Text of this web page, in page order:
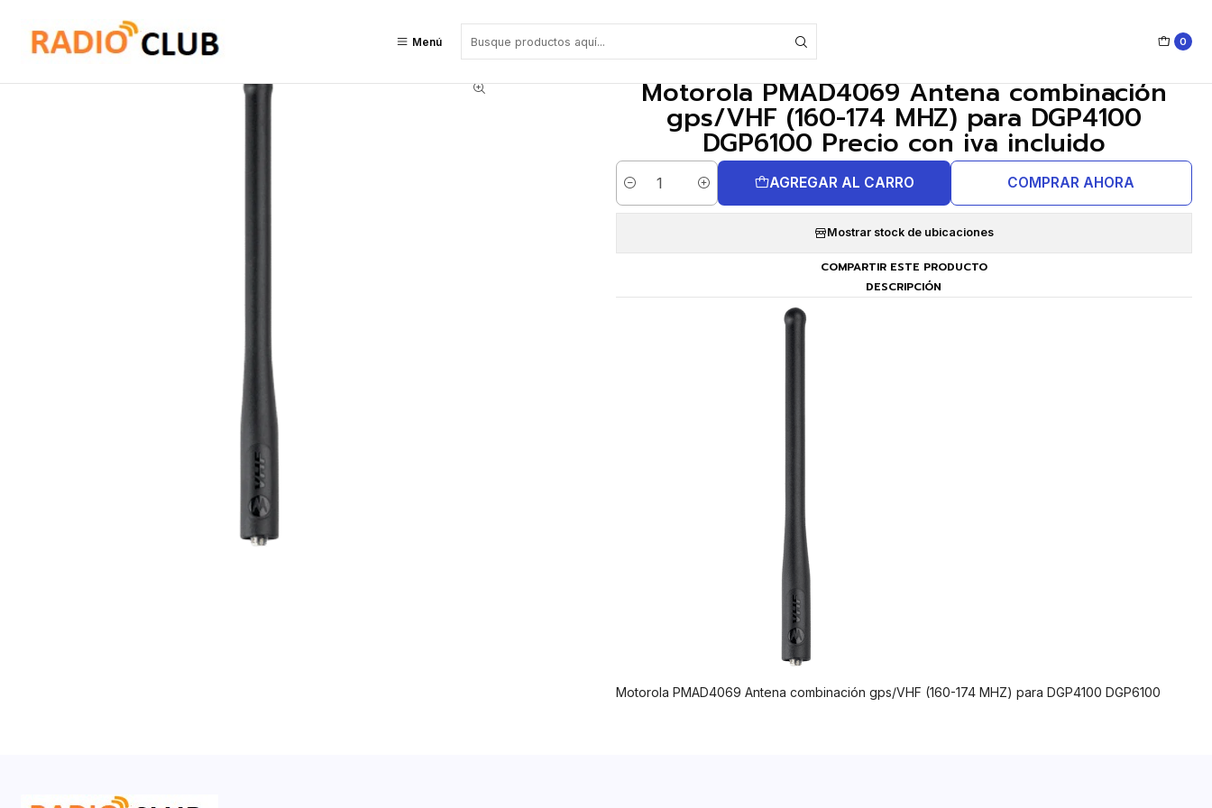
Menú 0
Motorola PMAD4069 Antena combinación gps/VHF (160-174 MHZ) para DGP4100 DGP6100 Precio con iva incluido
Motorola PMAD4069 Antena combinación
gps/VHF (160-174 MHZ) para DGP4100
DGP6100 Precio con iva incluido
Cantidad
AGREGAR AL CARRO COMPRAR AHORA
Mostrar stock de ubicaciones
COMPARTIR ESTE PRODUCTO
DESCRIPCIÓN
Motorola PMAD4069 Antena combinación gps/VHF (160-174 MHZ) para DGP4100 DGP6100